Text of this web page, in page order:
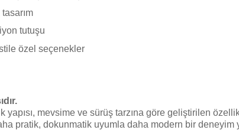
tutuşu
özel seçenekler
mevsime ve sürüş tarzına göre geliştirilen
pratik, dokunmatik uyumla daha modern bir deneyim